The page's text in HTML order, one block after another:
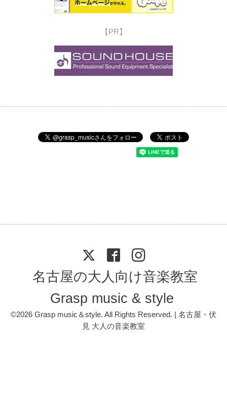
【PR】
名古屋の大人向け音楽教室
Grasp music & style
©2026 Grasp music＆style. All Rights Reserved. | 名古屋・伏
見 大人の音楽教室